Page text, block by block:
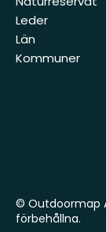
Leder
Län
Kommuner
© Outdoormap
förbehållna.